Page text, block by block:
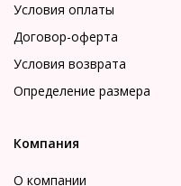
Условия оплаты
Договор-оферта
Условия возврата
Определение размера
Компания
О компании